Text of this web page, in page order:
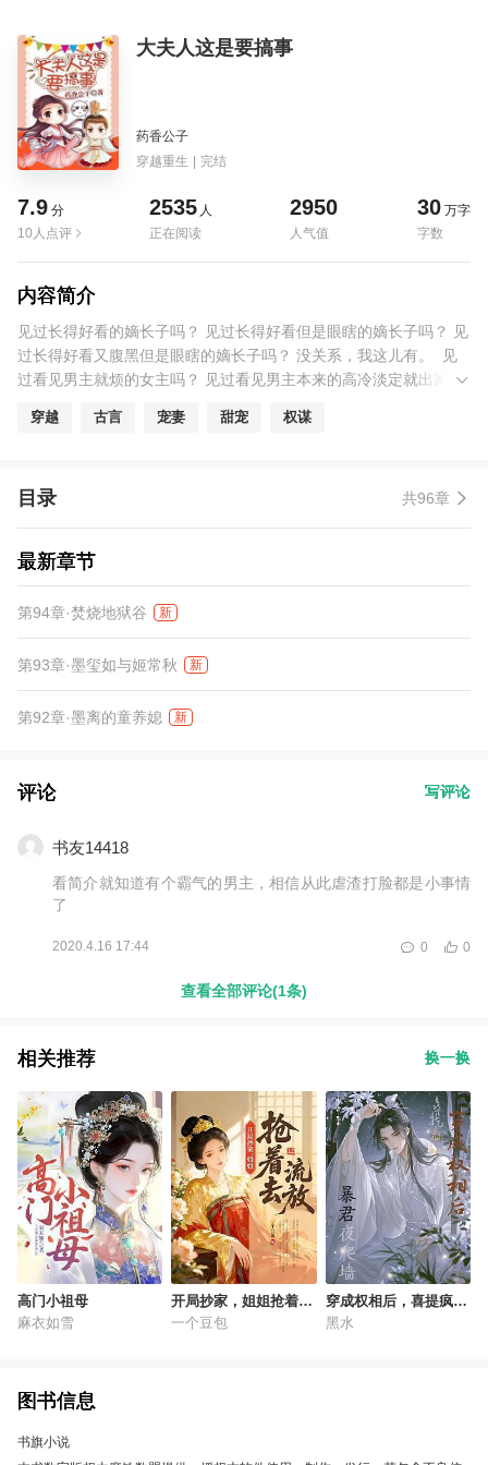
大夫人这是要搞事
药香公子
穿越重生 | 完结
7.9 分
10人点评
2535 人
正在阅读
2950
人气值
30 万字
字数
内容简介
见过长得好看的嫡长子吗？ 见过长得好看但是眼瞎的嫡长子吗？ 见
过长得好看又腹黑但是眼瞎的嫡长子吗？ 没关系，我这儿有。 见
过看见男主就烦的女主吗？ 见过看见男主本来的高冷淡定就出家了
吗？ 不要紧，我这儿都有。
穿越 古言 宠妻 甜宠 权谋
目录 共96章
最新章节
第94章·焚烧地狱谷 新
第93章·墨玺如与姬常秋 新
第92章·墨离的童养媳 新
评论 写评论
书友14418
看简介就知道有个霸气的男主，相信从此虐渣打脸都是小事情
了
2020.4.16 17:44 0
0
查看全部评论(1条)
相关推荐 换一换
高门小祖母
麻衣如雪
开局抄家，姐姐抢着去
流放
一个豆包
穿成权相后，喜提疯批
暴君夜爬墙
黑水
图书信息
书旗小说